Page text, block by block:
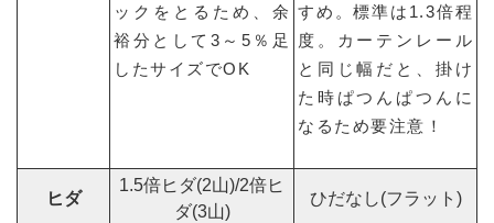
ックをとるため、余
裕分として3～5％足
したサイズでOK
すめ。標準は1.3倍程
度。カーテンレール
と同じ幅だと、掛け
た時ぱつんぱつんに
なるため要注意！
ヒダ
1.5倍ヒダ(2山)/2倍ヒ
ダ(3山)
ひだなし(フラット)